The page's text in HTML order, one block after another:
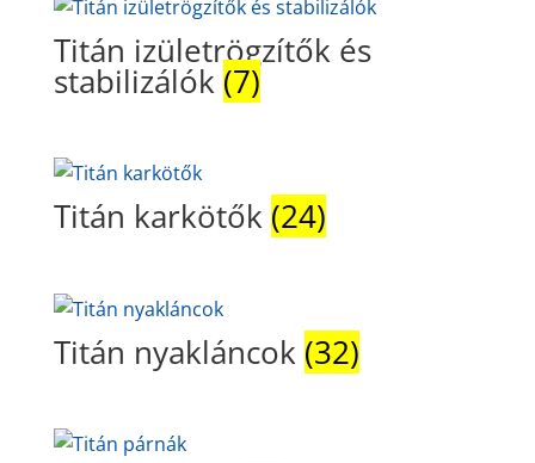
Titán izületrögzítők és
stabilizálók (7)
Titán karkötők (24)
Titán nyakláncok (32)